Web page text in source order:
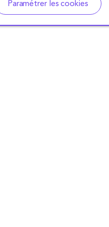
Paramétrer les cookies